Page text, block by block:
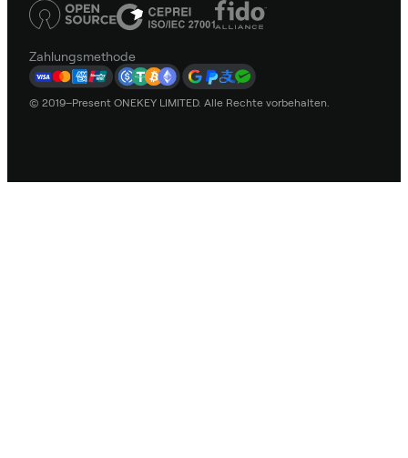
Zahlungsmethode
© 2019–Present ONEKEY LIMITED. Alle Rechte vorbehalten.